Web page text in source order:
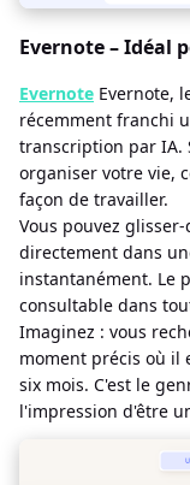
Evernote – Idéal
Evernote Evernote,
récemment franchi
transcription par IA.
organiser votre vie,
façon de travailler.
Vous pouvez
directement dans
instantanément. Le
consultable dans
Imaginez : vous
moment précis où il
six mois. C'est le
l'impression d'être